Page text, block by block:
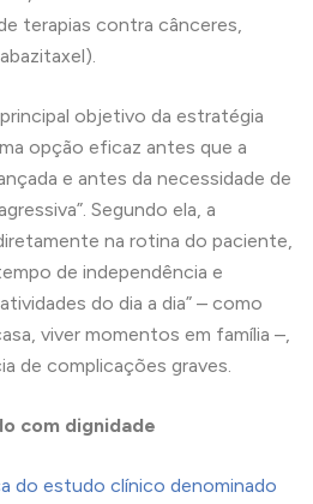
terapias contra cânceres,
objetivo da estratégia
opção eficaz antes que a
e antes da necessidade de
Segundo ela, a
na rotina do paciente,
de independência e
do dia a dia” – como
viver momentos em família –,
de complicações graves.
com dignidade
do estudo clínico denominado